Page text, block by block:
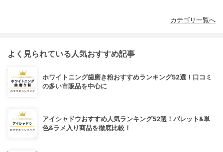
カテゴリ一覧へ
よく見られている人気おすすめ記事
ホワイトニング歯磨き粉おすすめランキング52選！口コミ
の多い市販品を中心に
アイシャドウおすすめ人気ランキング52選！パレット&単
色&ラメ入り商品を徹底比較！